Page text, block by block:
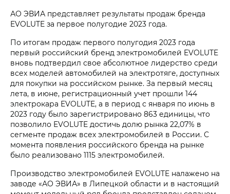
АО ЭВИА представляет результаты продаж бренда
EVOLUTE за первое полугодие 2023 года.
По итогам продаж первого полугодия 2023 года
первый российский бренд электромобилей EVOLUTE
вновь подтвердил свое абсолютное лидерство среди
всех моделей автомобилей на электротяге, доступных
для покупки на российском рынке. За первый месяц
лета, в июне, регистрационный учет прошли 144
электрокара EVOLUTE, а в период с января по июнь в
2023 году было зарегистрировано 863 единицы, что
позволило EVOLUTE достичь долю рынка 22,07% в
сегменте продаж всех электромобилей в России. С
момента появления российского бренда на рынке
было реализовано 1115 электромобилей.
Производство электромобилей EVOLUTE налажено на
заводе «АО ЭВИА» в Липецкой области и в настоящий